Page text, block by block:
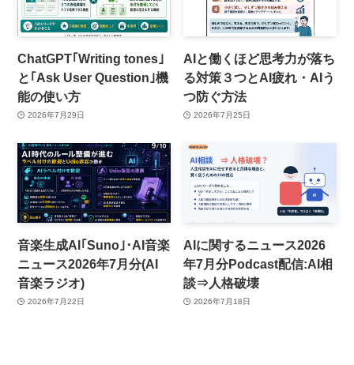
ChatGPT｢Writing tones｣
と｢Ask User Question｣機
能の使い方
2026年7月29日
AIと働くほど思考力が落ち
る対策３つとAI疲れ・AIう
つ防ぐ方法
2026年7月25日
音楽生成AI｢Suno｣･AI音楽
ニュース2026年7月分(AI
音楽ラジオ)
2026年7月22日
AIに関するニュース2026
年7月分Podcast配信:AI相
談⇒人格破壊
2026年7月18日